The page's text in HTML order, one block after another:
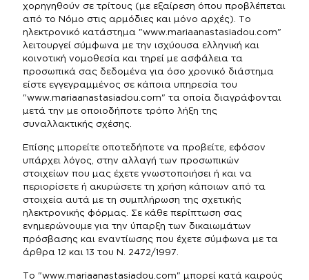
χορηγηθούν σε τρίτους (με εξαίρεση όπου προβλέπεται
από το Νόμο στις αρμόδιες και μόνο αρχές). Το
ηλεκτρονικό κατάστημα "www.mariaanastasiadou.com"
λειτουργεί σύμφωνα με την ισχύουσα ελληνική και
κοινοτική νομοθεσία και τηρεί με ασφάλεια τα
προσωπικά σας δεδομένα για όσο χρονικό διάστημα
είστε εγγεγραμμένος σε κάποια υπηρεσία του
"www.mariaanastasiadou.com" τα οποία διαγράφονται
μετά την με οποιοδήποτε τρόπο λήξη της
συναλλακτικής σχέσης.
Επίσης μπορείτε οποτεδήποτε να προβείτε, εφόσον
υπάρχει λόγος, στην αλλαγή των προσωπικών
στοιχείων που μας έχετε γνωστοποιήσει ή και να
περιορίσετε ή ακυρώσετε τη χρήση κάποιων από τα
στοιχεία αυτά με τη συμπλήρωση της σχετικής
ηλεκτρονικής φόρμας. Σε κάθε περίπτωση σας
ενημερώνουμε για την ύπαρξη των δικαιωμάτων
πρόσβασης και εναντίωσης που έχετε σύμφωνα με τα
άρθρα 12 και 13 του Ν. 2472/1997.
To "www.mariaanastasiadou.com" μπορεί κατά καιρούς